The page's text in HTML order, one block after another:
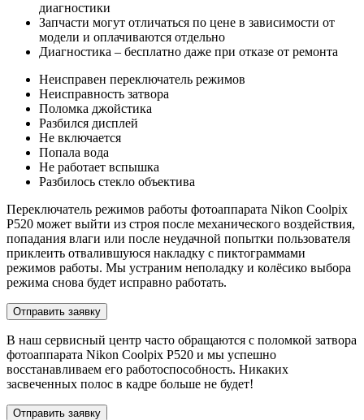
диагностики
Запчасти могут отличаться по цене в зависимости от
модели и оплачиваются отдельно
Диагностика – бесплатно даже при отказе от ремонта
Неисправен переключатель режимов
Неисправность затвора
Поломка джойстика
Разбился дисплей
Не включается
Попала вода
Не работает вспышка
Разбилось стекло объектива
Переключатель режимов работы фотоаппарата Nikon Coolpix
P520 может выйти из строя после механического воздействия,
попадания влаги или после неудачной попытки пользователя
приклеить отвалившуюся накладку с пиктограммами
режимов работы. Мы устраним неполадку и колёсико выбора
режима снова будет исправно работать.
Отправить заявку
В наш сервисный центр часто обращаются с поломкой затвора
фотоаппарата Nikon Coolpix P520 и мы успешно
восстанавливаем его работоспособность. Никаких
засвеченных полос в кадре больше не будет!
Отправить заявку